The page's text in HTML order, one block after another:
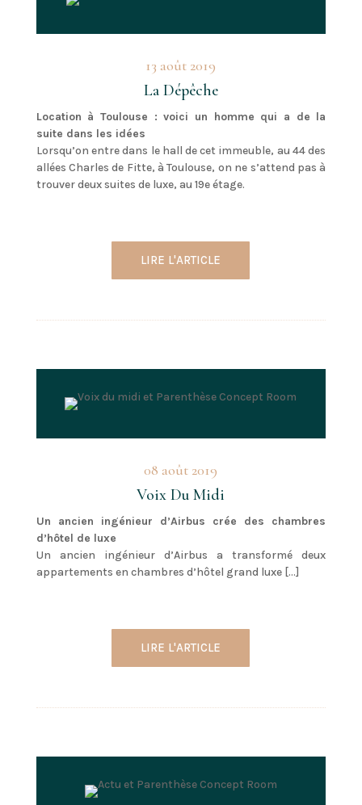
13 août 2019
La Dépêche
Location à Toulouse : voici un homme qui a de la
suite dans les idées
Lorsqu’on entre dans le hall de cet immeuble, au 44 des
allées Charles de Fitte, à Toulouse, on ne s’attend pas à
trouver deux suites de luxe, au 19e étage.
LIRE L'ARTICLE
08 août 2019
Voix Du Midi
Un ancien ingénieur d’Airbus crée des chambres
d’hôtel de luxe
Un ancien ingénieur d’Airbus a transformé deux
appartements en chambres d’hôtel grand luxe […]
LIRE L'ARTICLE